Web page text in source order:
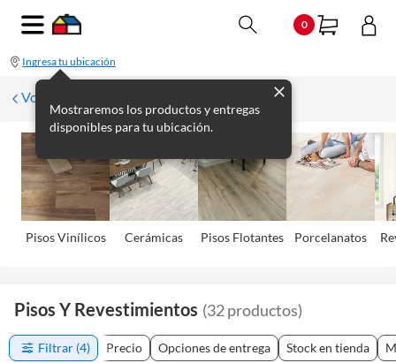
0
Ingresa tu ubicación
Mostraremos los productos y entregas
disponibles para tu ubicación.
Volver
Pisos Viní­licos Cerámicas Pisos Flotantes Porcelanatos
Pisos Y Revestimientos (32productos)
Filtrar (4) Precio Opciones de entrega Stock en tienda